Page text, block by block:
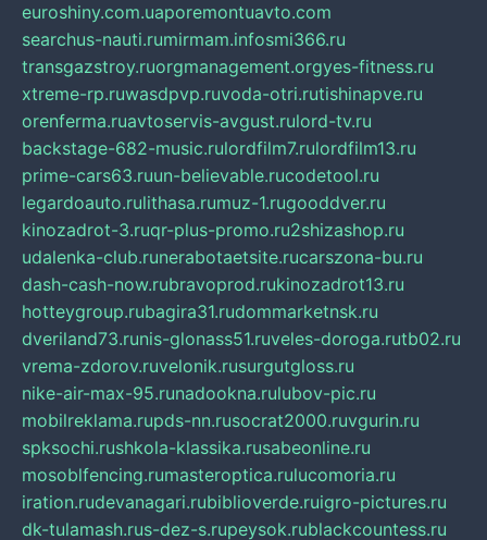
euroshiny.com.uaporemontuavto.com
searchus-nauti.rumirmam.infosmi366.ru
transgazstroy.ruorgmanagement.orgyes-fitness.ru
xtreme-rp.ruwasdpvp.ruvoda-otri.rutishinapve.ru
orenferma.ruavtoservis-avgust.rulord-tv.ru
backstage-682-music.rulordfilm7.rulordfilm13.ru
prime-cars63.ruun-believable.rucodetool.ru
legardoauto.rulithasa.rumuz-1.rugooddver.ru
kinozadrot-3.ruqr-plus-promo.ru2shizashop.ru
udalenka-club.runerabotaetsite.rucarszona-bu.ru
dash-cash-now.rubravoprod.rukinozadrot13.ru
hotteygroup.rubagira31.rudommarketnsk.ru
dveriland73.runis-glonass51.ruveles-doroga.rutb02.ru
vrema-zdorov.ruvelonik.rusurgutgloss.ru
nike-air-max-95.runadookna.rulubov-pic.ru
mobilreklama.rupds-nn.rusocrat2000.ruvgurin.ru
spksochi.rushkola-klassika.rusabeonline.ru
mosoblfencing.rumasteroptica.rulucomoria.ru
iration.rudevanagari.rubiblioverde.ruigro-pictures.ru
dk-tulamash.rus-dez-s.rupeysok.rublackcountess.ru